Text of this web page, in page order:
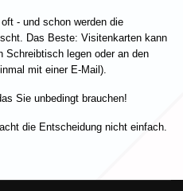
- und schon werden die
Das Beste: Visitenkarten kann
Schreibtisch legen oder an den
mit einer E-Mail).
Sie unbedingt brauchen!
die Entscheidung nicht einfach.